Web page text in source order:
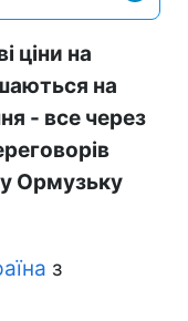
ціни на
на
- все через
Ормузьку
з